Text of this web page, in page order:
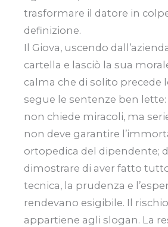
trasformare il datore in
definizione.
Il Giova, uscendo
cartella e lasciò la sua
calma che di solito precede
segue le sentenze ben lette:
non chiede miracoli, ma
non deve garantire
ortopedica del dipendente;
dimostrare di aver fatto
tecnica, la prudenza e
rendevano esigibile. Il
appartiene agli slogan. La